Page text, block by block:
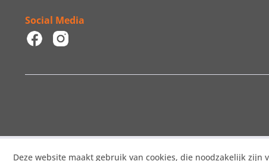
Social Media
Deze website maakt gebruik van cookies, die noodzakelijk